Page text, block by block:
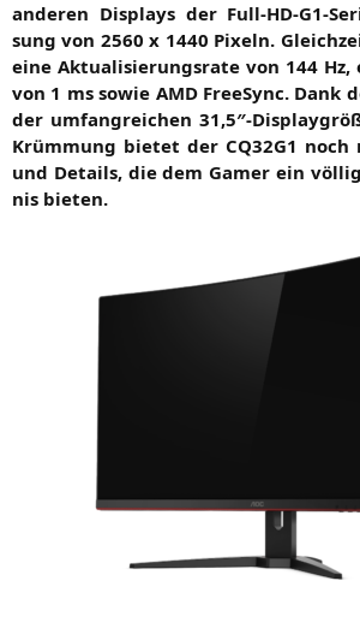
ande­ren Dis­plays der Full-HD-G1-
sung von 2560 x 1440 Pixeln.
eine Aktua­li­sie­rungs­ra­te von 144 Hz,
von 1 ms sowie AMDFree­Sync. Dank
der umfang­rei­chen 31,5″-
Krüm­mung bie­tet der CQ32G1 noch
und Details, die dem Gamer ein
nis bieten.